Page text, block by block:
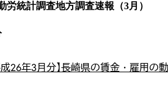
労統計調査地方調査速報（3月）
成26年3月分】長崎県の賃金・雇用の